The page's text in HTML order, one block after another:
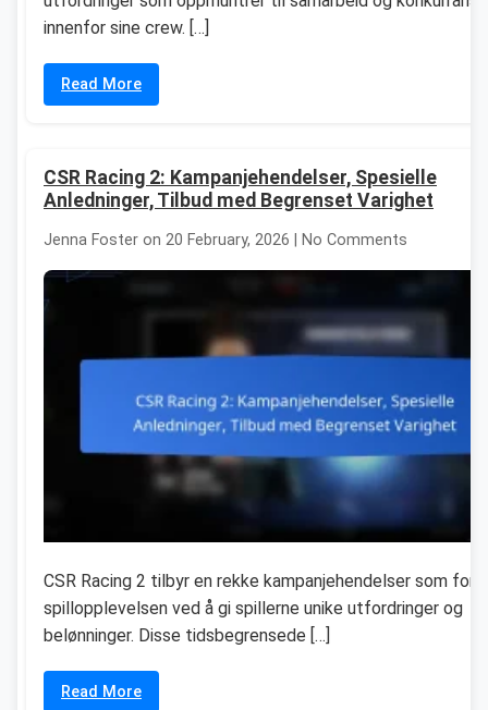
innenfor sine crew. […]
Read More
CSR Racing 2: Kampanjehendelser, Spesielle
Anledninger, Tilbud med Begrenset Varighet
Jenna Foster on 20 February, 2026 | No Comments
CSR Racing 2 tilbyr en rekke kampanjehendelser som
spillopplevelsen ved å gi spillerne unike utfordringer og
belønninger. Disse tidsbegrensede […]
Read More